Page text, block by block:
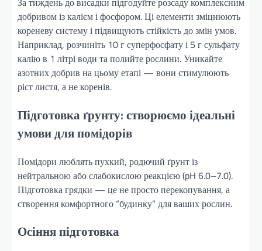
добривом із калієм і фосфором. Ці елементи зміцнюють
кореневу систему і підвищують стійкість до змін умов.
Наприклад, розчиніть 10 г суперфосфату і 5 г сульфату
калію в 1 літрі води та полийте рослини. Уникайте
азотних добрив на цьому етапі — вони стимулюють
ріст листя, а не коренів.
Підготовка ґрунту: створюємо ідеальні
умови для помідорів
Помідори люблять пухкий, родючий ґрунт із
нейтральною або слабокислою реакцією (pH 6.0–7.0).
Підготовка грядки — це не просто перекопування, а
створення комфортного “будинку” для ваших рослин.
Осіння підготовка